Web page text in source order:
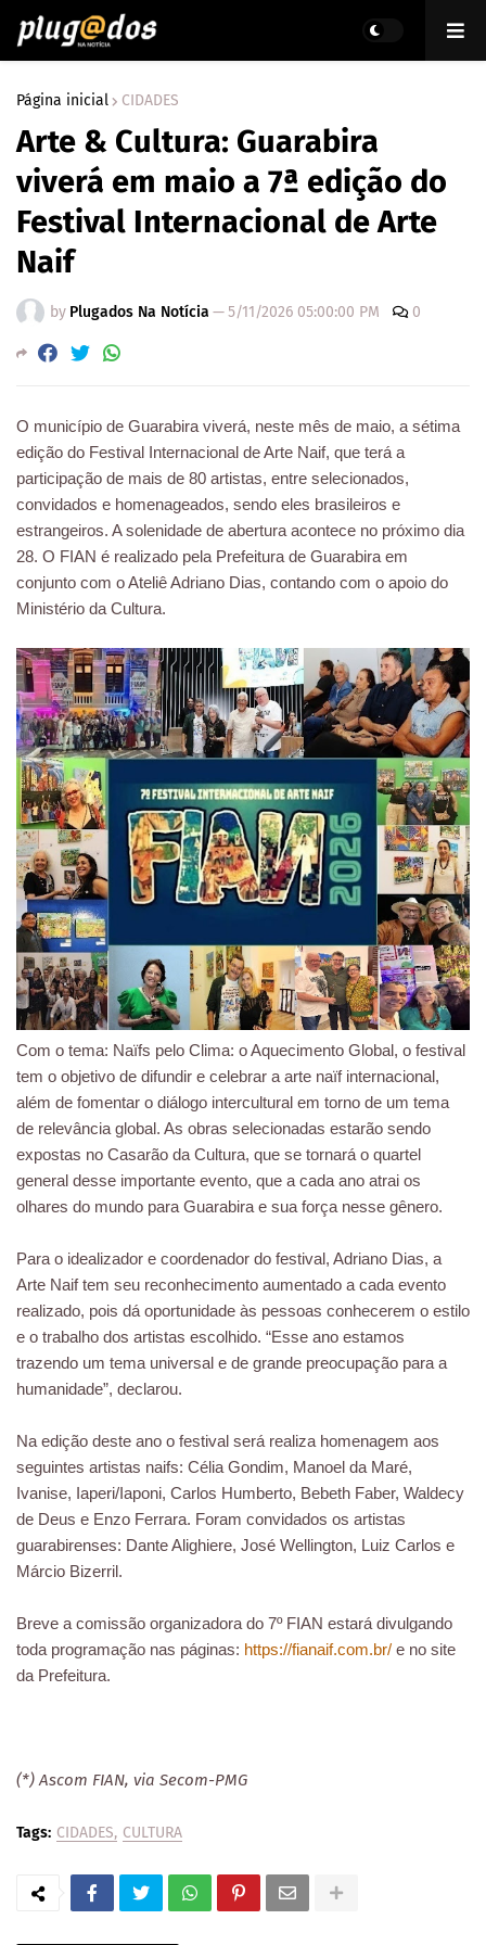
Página inicial CIDADES
Arte & Cultura: Guarabira
viverá em maio a 7ª edição do
Festival Internacional de Arte
Naif
by Plugados Na Notícia —5/11/2026 05:00:00 PM 0
O município de Guarabira viverá, neste mês de maio, a sétima
edição do Festival Internacional de Arte Naif, que terá a
participação de mais de 80 artistas, entre selecionados,
convidados e homenageados, sendo eles brasileiros e
estrangeiros. A solenidade de abertura acontece no próximo dia
28. O FIAN é realizado pela Prefeitura de Guarabira em
conjunto com o Ateliê Adriano Dias, contando com o apoio do
Ministério da Cultura.
Com o tema: Naïfs pelo Clima: o Aquecimento Global, o festival
tem o objetivo de difundir e celebrar a arte naïf internacional,
além de fomentar o diálogo intercultural em torno de um tema
de relevância global. As obras selecionadas estarão sendo
expostas no Casarão da Cultura, que se tornará o quartel
general desse importante evento, que a cada ano atrai os
olhares do mundo para Guarabira e sua força nesse gênero.
Para o idealizador e coordenador do festival, Adriano Dias, a
Arte Naif tem seu reconhecimento aumentado a cada evento
realizado, pois dá oportunidade às pessoas conhecerem o estilo
e o trabalho dos artistas escolhido. “Esse ano estamos
trazendo um tema universal e de grande preocupação para a
humanidade”, declarou.
Na edição deste ano o festival será realiza homenagem aos
seguintes artistas naifs: Célia Gondim, Manoel da Maré,
Ivanise, Iaperi/Iaponi, Carlos Humberto, Bebeth Faber, Waldecy
de Deus e Enzo Ferrara. Foram convidados os artistas
guarabirenses: Dante Alighiere, José Wellington, Luiz Carlos e
Márcio Bizerril.
Breve a comissão organizadora do 7º FIAN estará divulgando
toda programação nas páginas: https://fianaif.com.br/ e no site
da Prefeitura.
(*) Ascom FIAN, via Secom-PMG
Tags: CIDADES CULTURA